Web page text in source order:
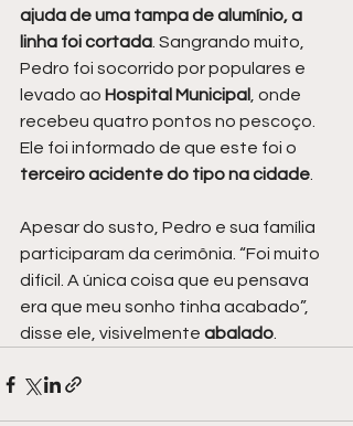
ajuda de uma tampa de alumínio, a
linha foi cortada . Sangrando muito,
Pedro foi socorrido por populares e
levado ao Hospital Municipal
, onde
recebeu quatro pontos no pescoço.
Ele foi informado de que este foi o
terceiro acidente do tipo na cidade
Apesar do susto, Pedro e sua família
participaram da cerimônia. “Foi muito
difícil. A única coisa que eu pensava
era que meu sonho tinha acabado”,
disse ele, visivelmente abalado